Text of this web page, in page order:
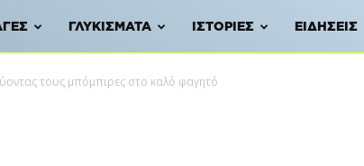
ΓΛΥΚΊΣΜΑΤΑ ΙΣΤΟΡΊΕΣ ΕΙΔΉΣΕΙΣ
τους μπόμπιρες στο καλό φαγητό